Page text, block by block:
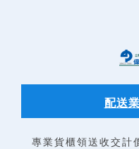
配送
專業貨櫃領送收交計